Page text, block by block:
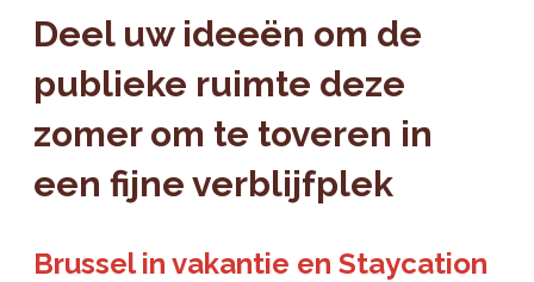
Deel uw ideeën om de
publieke ruimte deze
zomer om te toveren in
een fijne verblijfplek
Brussel in vakantie en Staycation